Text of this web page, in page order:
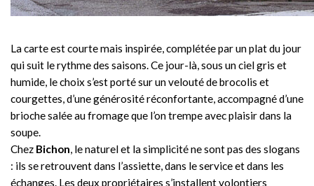
La carte est courte mais inspirée, complétée par un plat du jour
qui suit le rythme des saisons. Ce jour-là, sous un ciel gris et
humide, le choix s’est porté sur un velouté de brocolis et
courgettes, d’une générosité réconfortante, accompagné d’une
brioche salée au fromage que l’on trempe avec plaisir dans la
soupe.
Chez Bichon, le naturel et la simplicité ne sont pas des slogans
: ils se retrouvent dans l’assiette, dans le service et dans les
échanges. Les deux propriétaires s’installent volontiers